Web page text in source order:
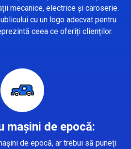
mecanice, electrice și caroserie.
cu un logo adecvat pentru
ceea ce oferiți clienților.
mașini de epocă:
de epocă, ar trebui să puneți